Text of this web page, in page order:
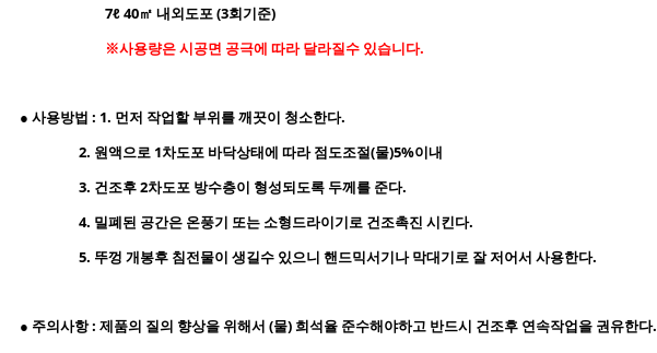
7ℓ 40㎡ 내외도포 (3회기준)
※사용량은 시공면 공극에 따라 달라질수 있습니다.
● 사용방법 : 1. 먼저 작업할 부위를 깨끗이 청소한다.
2. 원액으로 1차도포 바닥상태에 따라 점도조절(물)5%이내
3. 건조후 2차도포 방수층이 형성되도록 두께를 준다.
4. 밀폐된 공간은 온풍기 또는 소형드라이기로 건조촉진 시킨다.
5. 뚜껑 개봉후 침전물이 생길수 있으니 핸드믹서기나 막대기로 잘 저어서 사용한다.
● 주의사항 : 제품의 질의 향상을 위해서 (물) 희석율 준수해야하고 반드시 건조후 연속작업을 권유한다.